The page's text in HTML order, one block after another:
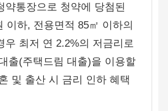
약통장으로 청약에 당첨된
이하, 전용면적 85㎡ 이하의
우 최저 연 2.2%의 저금리로
출(주택드림 대출)을 이용할
및 출산 시 금리 인하 혜택